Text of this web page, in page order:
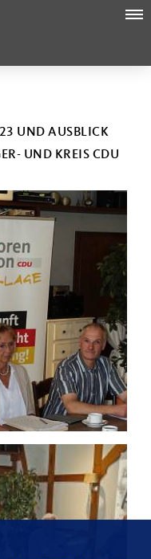
UND AUSBLICK
UND KREIS CDU